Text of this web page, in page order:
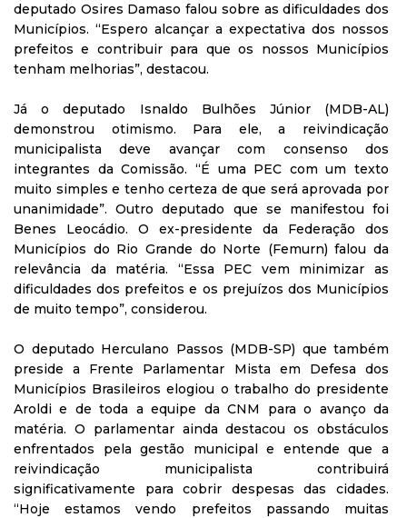
deputado Osires Damaso falou sobre as dificuldades dos
Municípios. “Espero alcançar a expectativa dos nossos
prefeitos e contribuir para que os nossos Municípios
tenham melhorias”, destacou.
Já o deputado Isnaldo Bulhões Júnior (MDB-AL)
demonstrou otimismo. Para ele, a reivindicação
municipalista deve avançar com consenso dos
integrantes da Comissão. “É uma PEC com um texto
muito simples e tenho certeza de que será aprovada por
unanimidade”. Outro deputado que se manifestou foi
Benes Leocádio. O ex-presidente da Federação dos
Municípios do Rio Grande do Norte (Femurn) falou da
relevância da matéria. “Essa PEC vem minimizar as
dificuldades dos prefeitos e os prejuízos dos Municípios
de muito tempo”, considerou.
O deputado Herculano Passos (MDB-SP) que também
preside a Frente Parlamentar Mista em Defesa dos
Municípios Brasileiros elogiou o trabalho do presidente
Aroldi e de toda a equipe da CNM para o avanço da
matéria. O parlamentar ainda destacou os obstáculos
enfrentados pela gestão municipal e entende que a
reivindicação municipalista contribuirá
significativamente para cobrir despesas das cidades.
“Hoje estamos vendo prefeitos passando muitas